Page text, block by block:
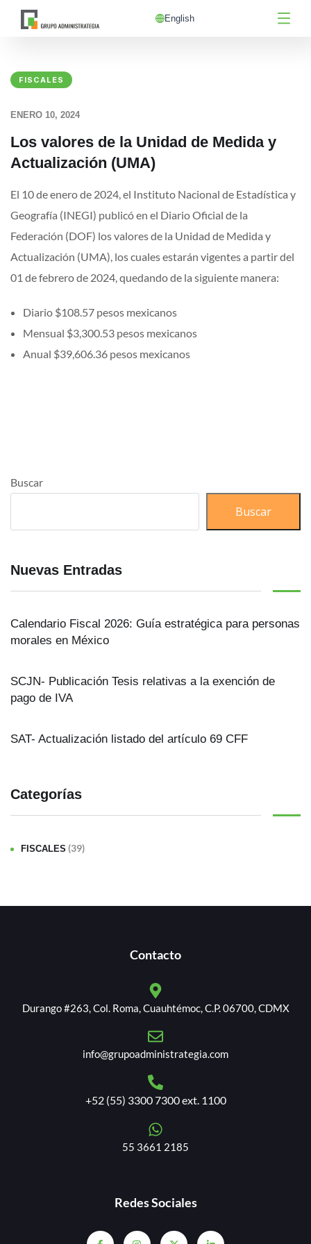
English
FISCALES
ENERO 10, 2024
Los valores de la Unidad de Medida y
Actualización (UMA)
El 10 de enero de 2024, el Instituto Nacional de Estadística y
Geografía (INEGI) publicó en el Diario Oficial de la
Federación (DOF) los valores de la Unidad de Medida y
Actualización (UMA), los cuales estarán vigentes a partir del
01 de febrero de 2024, quedando de la siguiente manera:
Diario $108.57 pesos mexicanos
Mensual $3,300.53 pesos mexicanos
Anual $39,606.36 pesos mexicanos
Buscar
Buscar
Nuevas Entradas
Calendario Fiscal 2026: Guía estratégica para personas
morales en México
SCJN- Publicación Tesis relativas a la exención de
pago de IVA
SAT- Actualización listado del artículo 69 CFF
Categorías
FISCALES (39)
Contacto
Durango #263, Col. Roma, Cuauhtémoc, C.P. 06700, CDMX
info@grupoadministrategia.com
+52 (55) 3300 7300 ext. 1100
55 3661 2185
Redes Sociales